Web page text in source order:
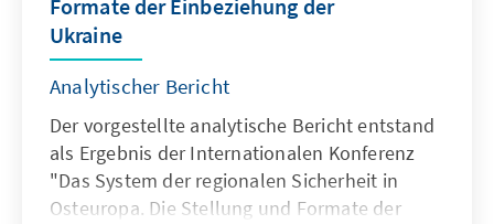
Formate der Einbeziehung der
Ukraine
Analytischer Bericht
Der vorgestellte analytische Bericht entstand
als Ergebnis der Internationalen Konferenz
"Das System der regionalen Sicherheit in
Osteuropa. Die Stellung und Formate der